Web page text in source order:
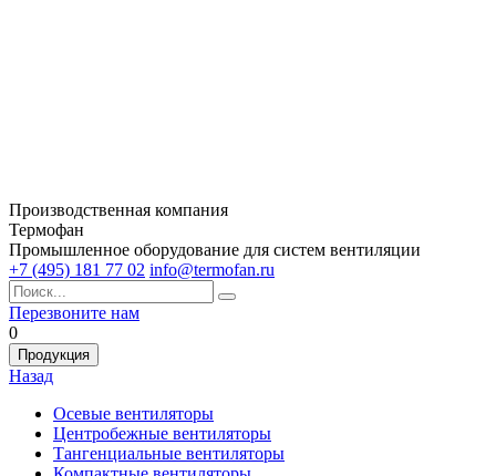
Производственная компания
Термофан
Промышленное оборудование для систем вентиляции
+7 (495) 181 77 02 info@termofan.ru
Перезвоните нам
0
Продукция
Назад
Осевые вентиляторы
Центробежные вентиляторы
Тангенциальные вентиляторы